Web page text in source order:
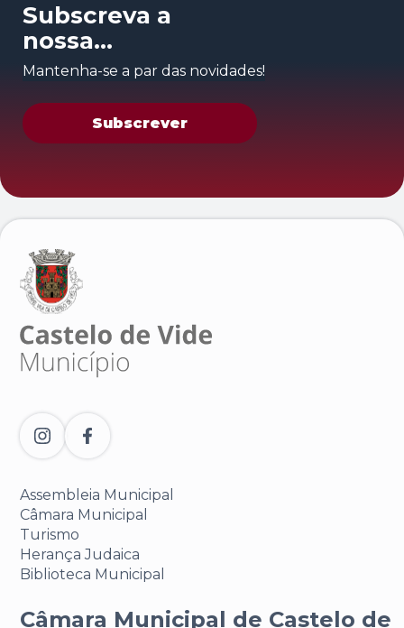
Subscreva a
nossa
newsletter
Mantenha-se a par das novidades!
Subscrever
Assembleia Municipal
Câmara Municipal
Turismo
Herança Judaica
Biblioteca Municipal
Câmara Municipal de Castelo de